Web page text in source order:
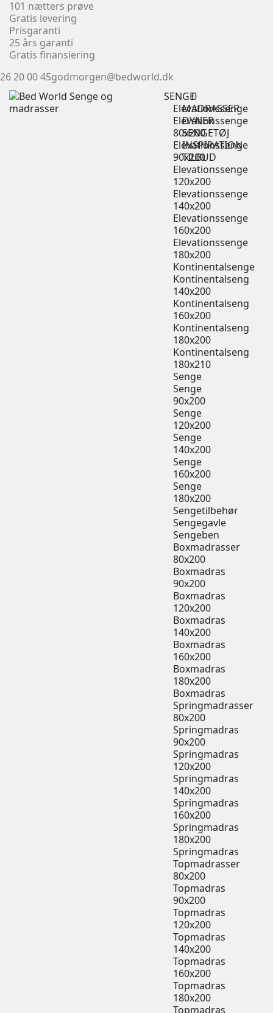
101 nætters prøve
Gratis levering
Prisgaranti
25 års garanti
Gratis finansiering
26 20 00 45godmorgen@bedworld.dk
SENGE
Elevationssenge
Elevationssenge
80x200
Elevationssenge
90x200
Elevationssenge
120x200
Elevationssenge
140x200
Elevationssenge
160x200
Elevationssenge
180x200
Kontinentalsenge
Kontinentalseng
140x200
Kontinentalseng
160x200
Kontinentalseng
180x200
Kontinentalseng
180x210
Senge
Senge
90x200
Senge
120x200
Senge
140x200
Senge
160x200
Senge
180x200
Sengetilbehør
Sengegavle
Sengeben
MADRASSER
Boxmadrasser
80x200
Boxmadras
90x200
Boxmadras
120x200
Boxmadras
140x200
Boxmadras
160x200
Boxmadras
180x200
Boxmadras
Springmadrasser
80x200
Springmadras
90x200
Springmadras
120x200
Springmadras
140x200
Springmadras
160x200
Springmadras
180x200
Springmadras
Topmadrasser
80x200
Topmadras
90x200
Topmadras
120x200
Topmadras
140x200
Topmadras
160x200
Topmadras
180x200
Topmadras
DYNER
SENGETØJ
INSPIRATION
TILBUD
0